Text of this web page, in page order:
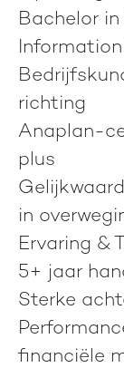
Bachelor in
richting
Anaplan-
plus
in
Ervaring &
5+ jaar
Sterke
financiële